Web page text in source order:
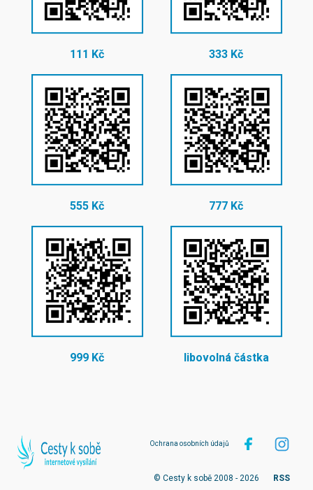
111 Kč 333 Kč
555 Kč 777 Kč
999 Kč libovolná částka
Ochrana osobních údajů
© Cesty k sobě 2008 - 2026 RSS